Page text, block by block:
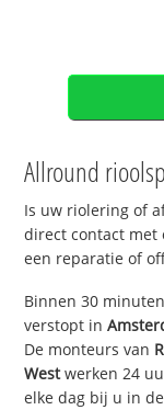
Allround
Is uw riolering of
direct contact met
een reparatie of
Binnen 30
verstopt in
De monteurs van
West werken 24
elke dag bij u in